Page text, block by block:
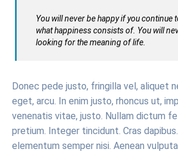
You will never be happy if you continue
what happiness consists of. You will
looking for the meaning of life.
Donec pede justo, fringilla vel, aliquet
eget, arcu. In enim justo, rhoncus ut,
venenatis vitae, justo. Nullam dictum
pretium. Integer tincidunt. Cras
elementum semper nisi. Aenean